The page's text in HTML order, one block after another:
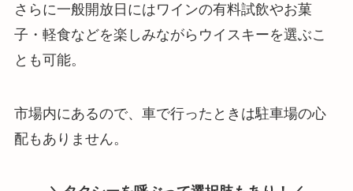
さらに一般開放日にはワインの有料試飲やお菓
子・軽食などを楽しみながらウイスキーを選ぶこ
とも可能。
市場内にあるので、車で行ったときは駐車場の心
配もありません。